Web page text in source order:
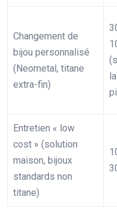
Changement de
bijou personnalisé
(Neometal, titane
extra-fin)
la
Entretien « low
cost » (solution
maison, bijoux
standards non
titane)